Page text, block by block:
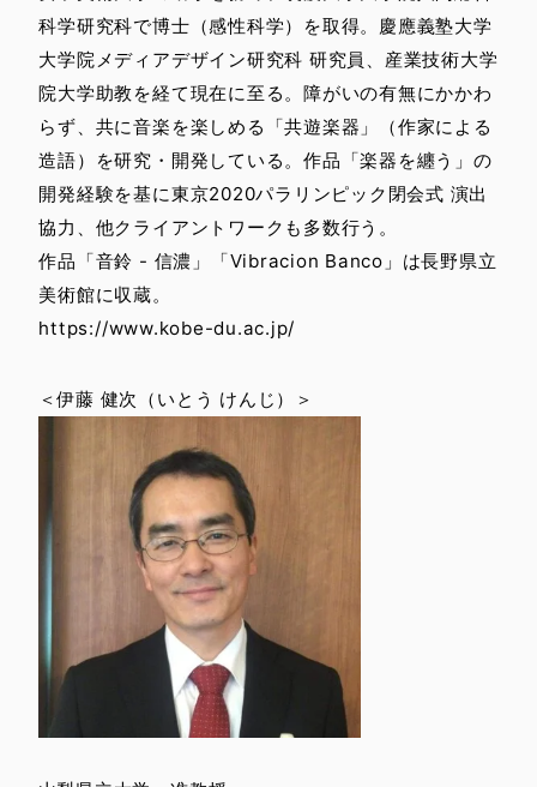
科学研究科で博士（感性科学）を取得。慶應義塾大学
大学院メディアデザイン研究科 研究員、産業技術大学
院大学助教を経て現在に至る。障がいの有無にかかわ
らず、共に音楽を楽しめる「共遊楽器」（作家による
造語）を研究・開発している。作品「楽器を纏う」の
開発経験を基に東京2020パラリンピック閉会式 演出
協力、他クライアントワークも多数行う。
作品「音鈴 - 信濃」「Vibracion Banco」は長野県立
美術館に収蔵。
https://www.kobe-du.ac.jp/
＜伊藤 健次（いとう けんじ）＞
English Site